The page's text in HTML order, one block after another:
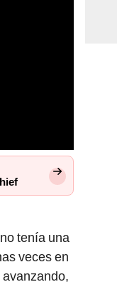
tenía una
veces en